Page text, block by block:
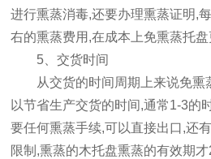
进行熏蒸消毒,还要办理熏蒸证明,
右的熏蒸费用,在成本上免熏蒸托盘
5、交货时间
从交货的时间周期上来说免熏
以节省生产交货的时间,通常1-3的
要任何熏蒸手续,可以直接出口,还
限制,熏蒸的木托盘熏蒸的有效期才